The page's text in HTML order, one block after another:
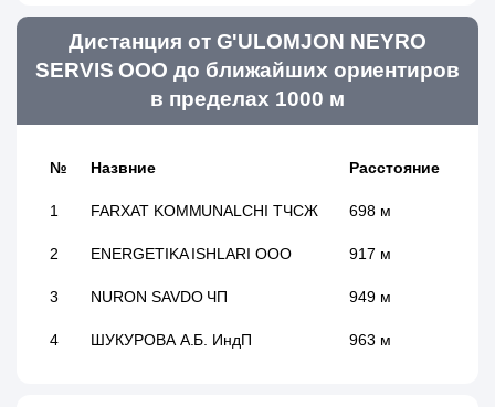
Дистанция от G'ULOMJON NEYRO
SERVIS ООО до ближайших ориентиров
в пределах 1000 м
№ Назвние Расстояние
1 FARXAT KOMMUNALCHI ТЧСЖ 698 м
2 ENERGETIKA ISHLARI ООО 917 м
3 NURON SAVDO ЧП 949 м
4 ШУКУРОВА А.Б. ИндП 963 м